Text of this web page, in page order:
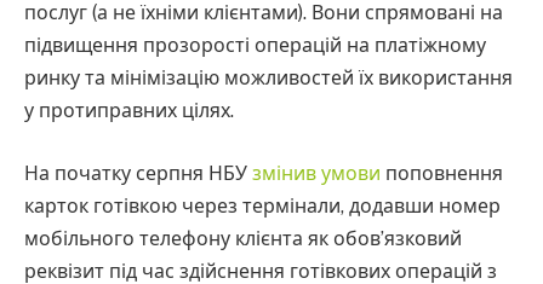
послуг (а не їхніми клієнтами). Вони спрямовані на
підвищення прозорості операцій на платіжному
ринку та мінімізацію можливостей їх використання
у протиправних цілях.
На початку серпня НБУ змінив умови поповнення
карток готівкою через термінали, додавши номер
мобільного телефону клієнта як обов’язковий
реквізит під час здійснення готівкових операцій з